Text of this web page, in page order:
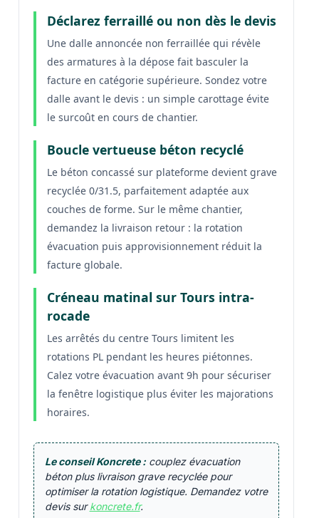
Déclarez ferraillé ou non dès le devis
Une dalle annoncée non ferraillée qui révèle
des armatures à la dépose fait basculer la
facture en catégorie supérieure. Sondez votre
dalle avant le devis : un simple carottage évite
le surcoût en cours de chantier.
Boucle vertueuse béton recyclé
Le béton concassé sur plateforme devient grave
recyclée 0/31.5, parfaitement adaptée aux
couches de forme. Sur le même chantier,
demandez la livraison retour : la rotation
évacuation puis approvisionnement réduit la
facture globale.
Créneau matinal sur Tours intra-
rocade
Les arrêtés du centre Tours limitent les
rotations PL pendant les heures piétonnes.
Calez votre évacuation avant 9h pour sécuriser
la fenêtre logistique plus éviter les majorations
horaires.
Le conseil Koncrete :couplez évacuation
béton plus livraison grave recyclée pour
optimiser la rotation logistique. Demandez votre
devis surkoncrete.fr.